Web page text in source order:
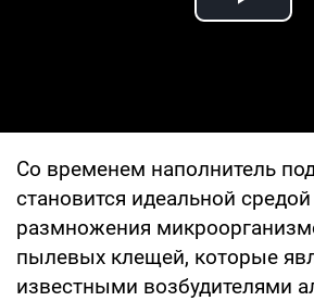
Play
Со временем наполнитель
становится идеальной
размножения
пылевых клещей, которые
известными возбудителями